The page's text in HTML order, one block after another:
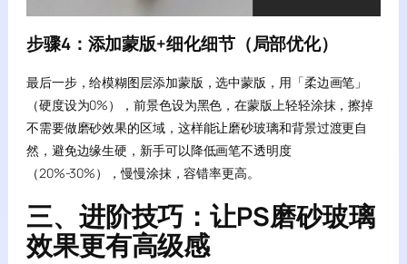
步骤4：添加蒙版+细化细节（局部优化）
最后一步，给模糊图层添加蒙版，选中蒙版，用「柔边画笔」
（硬度设为0%），前景色设为黑色，在蒙版上轻轻涂抹，擦掉
不需要做磨砂效果的区域，这样能让磨砂玻璃和背景过渡更自
然，避免边缘生硬，新手可以降低画笔不透明度
（20%-30%），慢慢涂抹，容错率更高。
三、进阶技巧：让PS磨砂玻璃
效果更有高级感